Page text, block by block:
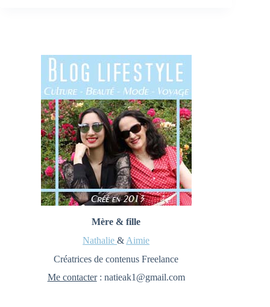
Mère & fille
Nathalie& Aimie
Créatrices de contenus Freelance
Me contacter: natieak1@gmail.com